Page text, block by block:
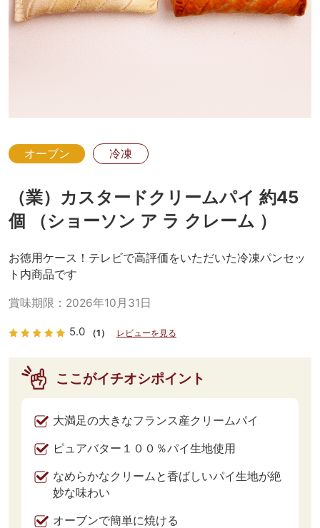
オーブン 冷凍
（業）カスタードクリームパイ 約45
個 （ショーソン ア ラ クレーム ）
お徳用ケース！テレビで高評価をいただいた冷凍パンセッ
ト内商品です
賞味期限： 2026年10月31日
5.0 （1） レビューを見る
ここがイチオシポイント
大満足の大きなフランス産クリームパイ
ピュアバター１００％パイ生地使用
なめらかなクリームと香ばしいパイ生地が絶
妙な味わい
オーブンで簡単に焼ける